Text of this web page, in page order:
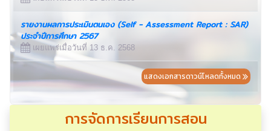
รายงานผลการประเมินตนเอง (Self - Assessment Report : SAR)
ประจำปีการศึกษา 2567
เผยแพร่เมื่อวันที่ 13 ธ.ค. 2568
แสดงเอกสารดาวน์โหลดทั้งหมด
การจัดการเรียนการสอน